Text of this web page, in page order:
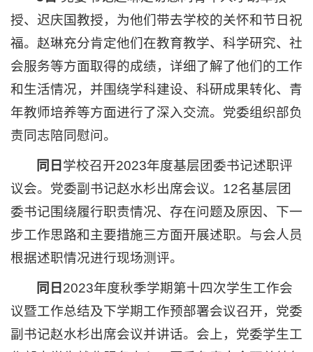
授、迟庆国教授，为他们带去学校的关怀和节日祝
福。赵琳充分肯定他们在教育教学、科学研究、社
会服务等方面取得的成绩，详细了解了他们的工作
和生活情况，并围绕学科建设、科研成果转化、青
年教师培养等方面进行了深入交流。党委组织部负
责同志陪同慰问。
同日 学校召开2023年度基层团委书记述职评
议会。党委副书记赵水杉出席会议。12名基层团
委书记围绕履行职责情况、存在问题及原因、下一
步工作思路和主要措施三方面开展述职。与会人员
根据述职情况进行现场测评。
同日 2023年度秋季学期第十四次学生工作会
议暨工作总结及下学期工作预部署会议召开，党委
副书记赵水杉出席会议并讲话。会上，党委学生工